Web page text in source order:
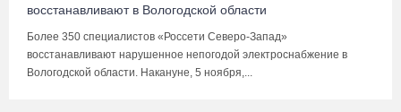
восстанавливают в Вологодской области
Более 350 специалистов «Россети Северо-Запад»
восстанавливают нарушенное непогодой электроснабжение в
Вологодской области. Накануне, 5 ноября,...